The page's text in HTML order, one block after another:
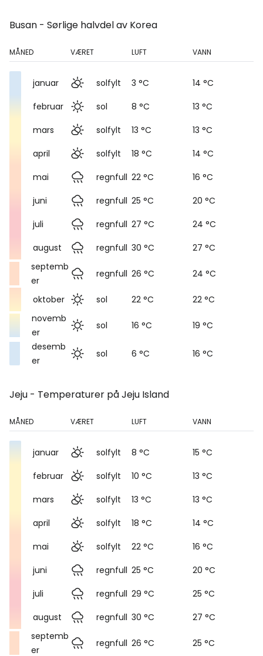
Busan - Sørlige halvdel av Korea
MÅNED VÆRET LUFT VANN
januar solfylt 3 °C
14 °C
februar
sol 8 °C
13 °C
mars
solfylt 13 °C
13 °C
april
solfylt 18 °C
14 °C
mai
regnfull 22 °C
16 °C
juni
regnfull 25 °C
20 °C
juli
regnfull 27 °C
24 °C
august
regnfull 30 °C
27 °C
septemb
er
regnfull 26 °C 24 °C
oktober sol 22 °C
22 °C
novemb
er
sol 16 °C
19 °C
desemb
er
sol 6 °C 16 °C
Jeju - Temperaturer på Jeju Island
MÅNED VÆRET LUFT VANN
januar solfylt 8 °C
15 °C
februar
solfylt 10 °C
13 °C
mars
solfylt 13 °C
13 °C
april
solfylt 18 °C
14 °C
mai
solfylt 22 °C
16 °C
juni
regnfull 25 °C
20 °C
juli
regnfull 29 °C
25 °C
august
regnfull 30 °C
27 °C
septemb
er
regnfull 26 °C 25 °C